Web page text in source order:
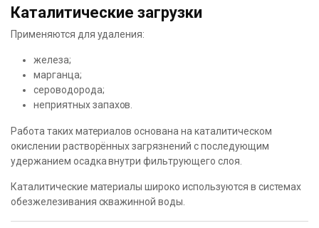
Каталитические загрузки
Применяются для удаления:
железа;
марганца;
сероводорода;
неприятных запахов.
Работа таких материалов основана на каталитическом
окислении растворённых загрязнений с последующим
удержанием осадка внутри фильтрующего слоя.
Каталитические материалы широко используются в системах
обезжелезивания скважинной воды.